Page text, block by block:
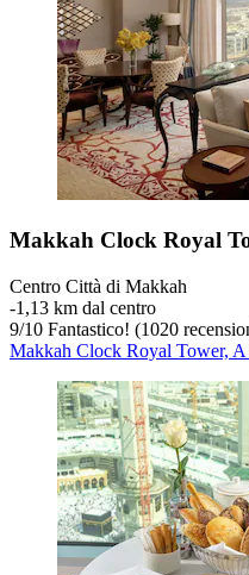
Makkah Clock Royal
Centro Città di Makkah
‐1,13 km dal centro
9/10 Fantastico! (1020
Makkah Clock Royal Tower,